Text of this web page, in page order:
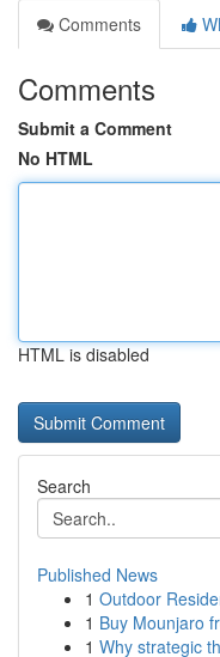
Comments
Comments
Submit a Comment
No HTML
HTML is disabled
Search
Published News
1 Outdoor
1 Buy Mounjaro
1 Why strategic